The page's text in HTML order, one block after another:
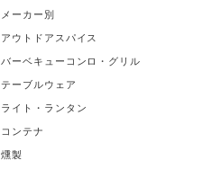
メーカー別
アウトドアスパイス
バーベキューコンロ・グリル
テーブルウェア
ライト・ランタン
コンテナ
燻製